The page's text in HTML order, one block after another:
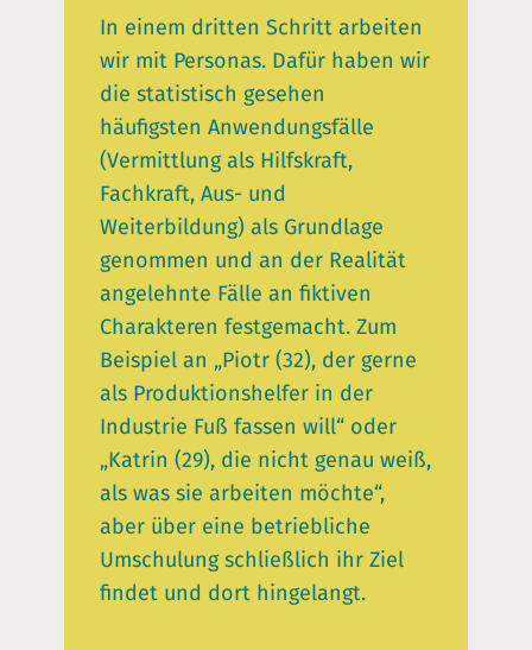
In einem dritten Schritt arbeiten
wir mit Personas. Dafür haben wir
die statistisch gesehen
häufigsten Anwendungsfälle
(Vermittlung als Hilfskraft,
Fachkraft, Aus- und
Weiterbildung) als Grundlage
genommen und an der Realität
angelehnte Fälle an fiktiven
Charakteren festgemacht. Zum
Beispiel an „Piotr (32), der gerne
als Produktionshelfer in der
Industrie Fuß fassen will“ oder
„Katrin (29), die nicht genau weiß,
als was sie arbeiten möchte“,
aber über eine betriebliche
Umschulung schließlich ihr Ziel
findet und dort hingelangt.